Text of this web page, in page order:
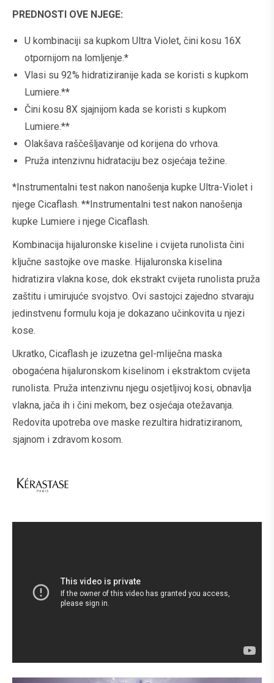
PREDNOSTI OVE NJEGE:
U kombinaciji sa kupkom Ultra Violet, čini kosu 16X
otpornijom na lomljenje.*
Vlasi su 92% hidratiziranije kada se koristi s kupkom
Lumiere.**
Čini kosu 8X sjajnijom kada se koristi s kupkom
Lumiere.**
Olakšava raščešljavanje od korijena do vrhova.
Pruža intenzivnu hidrataciju bez osjećaja težine.
*Instrumentalni test nakon nanošenja kupke Ultra-Violet i
njege Cicaflash. **Instrumentalni test nakon nanošenja
kupke Lumiere i njege Cicaflash.
Kombinacija hijaluronske kiseline i cvijeta runolista čini
ključne sastojke ove maske. Hijaluronska kiselina
hidratizira vlakna kose, dok ekstrakt cvijeta runolista pruža
zaštitu i umirujuće svojstvo. Ovi sastojci zajedno stvaraju
jedinstvenu formulu koja je dokazano učinkovita u njezi
kose.
Ukratko, Cicaflash je izuzetna gel-mliječna maska
obogaćena hijaluronskom kiselinom i ekstraktom cvijeta
runolista. Pruža intenzivnu njegu osjetljivoj kosi, obnavlja
vlakna, jača ih i čini mekom, bez osjećaja otežavanja.
Redovita upotreba ove maske rezultira hidratiziranom,
sjajnom i zdravom kosom.